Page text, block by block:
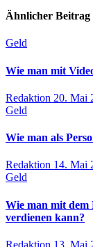
Ähnlicher Beitrag
Geld
Wie man mit
Redaktion 20. Mai
Geld
Wie man als
Redaktion 14. Mai
Geld
Wie man mit dem
verdienen kann?
Redaktion 13. Mai